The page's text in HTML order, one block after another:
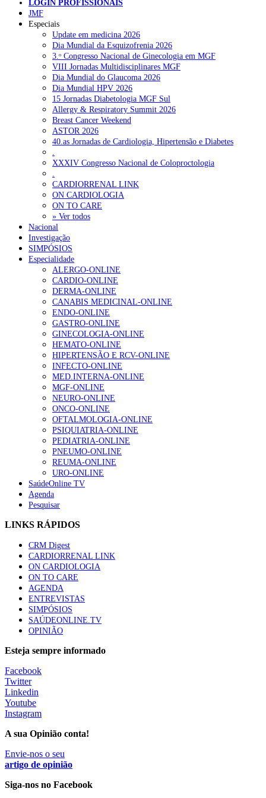
Quase 11.900 jovens recorreram aos cheques psicólogo e
nutricionista no primeiro mês
ULS de Coimbra estreia cirurgia endoscópica do ouvido com
apoio robótico em Portugal 7 de Agosto, 2026
Enfermeiros exigem esclarecimentos sobre eventual gestão
privada da ULS do Algarve 7 de Agosto, 2026
Ordem dos Médicos alerta para riscos no novo sistema de acesso
a consultas e cirurgias
Portugal está a formar os médicos de que precisa?
2026
NOTÍCIAS MAIS LIDAS
Enfermagem Forense. “Da urgência ao tribunal, cada
gesto conta e cada profissional faz a diferença”
202 visualizações
Alguns milhares de utentes podem ficar sem médico de
família com nova regras do registo, alerta associação
155 visualizações
1.º Episódio do Podcast “Frequência Cardio – Sintoniza-
te na Insuficiência Cardíaca” da Bayer
99 visualizações
“Os programas de rastreio do cancro do pulmão são
custo-efetivos e representam um investimento
sustentável para os sistemas de saúde”
88 visualizações
Quase quatro em cada dez doentes com enfarte
apresentavam níveis elevados de Lp(a), revela estudo
86 visualizações
Trodelvy aprovado para primeira linha no cancro da
mama triplo negativo metastático em doentes não
elegíveis para inibidores PD-(L)1
61 visualizações
MAIS NOTÍCIAS
Montenegro defende gestão pública ou privada para garantir
5 Ago, 2026
Primeira USF com gestão privada entra hoje em funcionamento
LOGIN PROFISSIONAIS
JMF
Especiais
Update em medicina 2026
Dia Mundial da Esquizofrenia 2026
3.ᵒ Congresso Nacional de Ginecologia em MGF
VIII Jornadas Multidisciplinares MGF
Dia Mundial do Glaucoma 2026
Dia Mundial HPV 2026
15 Jornadas Diabetologia MGF Sul
Allergy & Respiratory Summit 2026
Breast Cancer Weekend
ASTOR 2026
40.as Jornadas de Cardiologia, Hipertensão e Diabetes
.
XXXIV Congresso Nacional de Coloproctologia
.
CARDIORRENAL LINK
ON CARDIOLOGIA
ON TO CARE
» Ver todos
Nacional
Investigação
SIMPÓSIOS
Especialidade
ALERGO-ONLINE
CARDIO-ONLINE
DERMA-ONLINE
CANABIS MEDICINAL-ONLINE
ENDO-ONLINE
GASTRO-ONLINE
GINECOLOGIA-ONLINE
HEMATO-ONLINE
HIPERTENSÃO E RCV-ONLINE
INFECTO-ONLINE
MED.INTERNA-ONLINE
MGF-ONLINE
NEURO-ONLINE
ONCO-ONLINE
OFTALMOLOGIA-ONLINE
PSIQUIATRIA-ONLINE
PEDIATRIA-ONLINE
PNEUMO-ONLINE
REUMA-ONLINE
URO-ONLINE
SaúdeOnline TV
Agenda
Pesquisar
LINKS RÁPIDOS
CRM Digest
CARDIORRENAL LINK
ON CARDIOLOGIA
ON TO CARE
AGENDA
ENTREVISTAS
SIMPÓSIOS
SAÚDEONLINE.TV
OPINIÃO
Esteja sempre informado
Facebook
Twitter
Linkedin
Youtube
Instagram
A sua Opinião conta!
Envie-nos o seu
artigo de opinião
Siga-nos no Facebook